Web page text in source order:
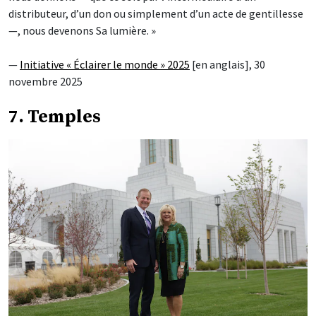
distributeur, d’un don ou simplement d’un acte de gentillesse
—, nous devenons Sa lumière. »
— Initiative « Éclairer le monde » 2025 [en anglais], 30
novembre 2025
7. Temples